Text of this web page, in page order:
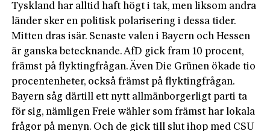
Tyskland har alltid haft högt i tak, men liksom andra
länder sker en politisk polarisering i dessa tider.
Mitten dras isär. Senaste valen i Bayern och Hessen
är ganska betecknande. AfD gick fram 10 procent,
främst på flyktingfrågan. Även Die Grünen ökade tio
procentenheter, också främst på flyktingfrågan.
Bayern såg därtill ett nytt allmänborgerligt parti ta
för sig, nämligen Freie wähler som främst har lokala
frågor på menyn. Och de gick till slut ihop med CSU